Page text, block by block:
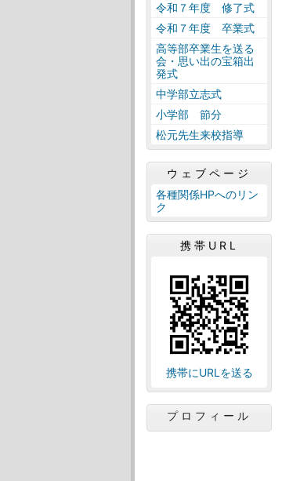
令和７年度 修了式
令和７年度 卒業式
高等部卒業生を送る
会・思い出の宝箱出
発式
中学部立志式
小学部 節分
松元先生来校指導
ウェブページ
各種関係HPへのリン
ク
携帯URL
携帯にURLを送る
プロフィール